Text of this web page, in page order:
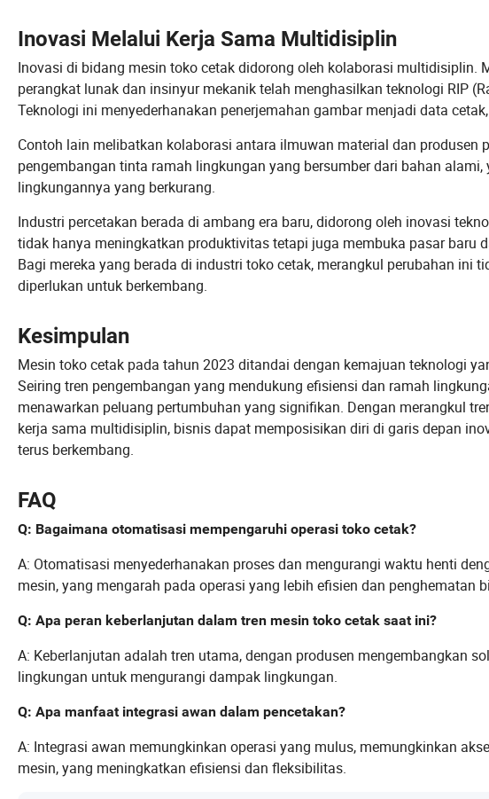
Inovasi Melalui Kerja Sama Multidisiplin
Inovasi di bidang mesin toko cetak didorong oleh kolaborasi multidisiplin.
perangkat lunak dan insinyur mekanik telah menghasilkan teknologi RIP
Teknologi ini menyederhanakan penerjemahan gambar menjadi data
Contoh lain melibatkan kolaborasi antara ilmuwan material dan produsen
pengembangan tinta ramah lingkungan yang bersumber dari bahan
lingkungannya yang berkurang.
Industri percetakan berada di ambang era baru, didorong oleh inovasi
tidak hanya meningkatkan produktivitas tetapi juga membuka pasar baru
Bagi mereka yang berada di industri toko cetak, merangkul perubahan ini
diperlukan untuk berkembang.
Kesimpulan
Mesin toko cetak pada tahun 2023 ditandai dengan kemajuan teknologi
Seiring tren pengembangan yang mendukung efisiensi dan ramah
menawarkan peluang pertumbuhan yang signifikan. Dengan merangkul
kerja sama multidisiplin, bisnis dapat memposisikan diri di garis depan
terus berkembang.
FAQ
Q: Bagaimana otomatisasi mempengaruhi operasi toko cetak?
A: Otomatisasi menyederhanakan proses dan mengurangi waktu henti
mesin, yang mengarah pada operasi yang lebih efisien dan penghematan
Q: Apa peran keberlanjutan dalam tren mesin toko cetak saat ini?
A: Keberlanjutan adalah tren utama, dengan produsen mengembangkan
lingkungan untuk mengurangi dampak lingkungan.
Q: Apa manfaat integrasi awan dalam pencetakan?
A: Integrasi awan memungkinkan operasi yang mulus, memungkinkan
mesin, yang meningkatkan efisiensi dan fleksibilitas.